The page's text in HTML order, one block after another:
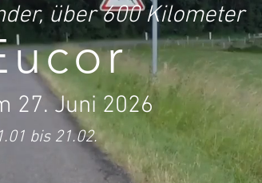
über 600 Kilometer
27. Juni 2026
bis 21.02.